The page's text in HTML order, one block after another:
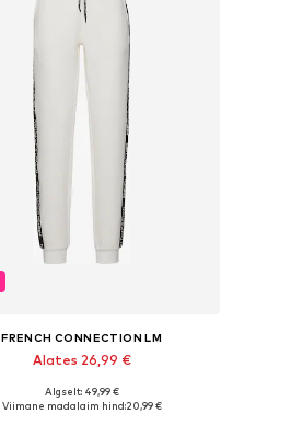
FRENCH CONNECTION LM
Alates 26,99 €
Algselt: 49,99 €
Viimane madalaim hind:20,99 €